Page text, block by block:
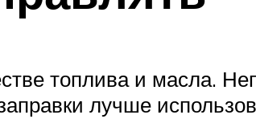
топлива и масла.
лучше